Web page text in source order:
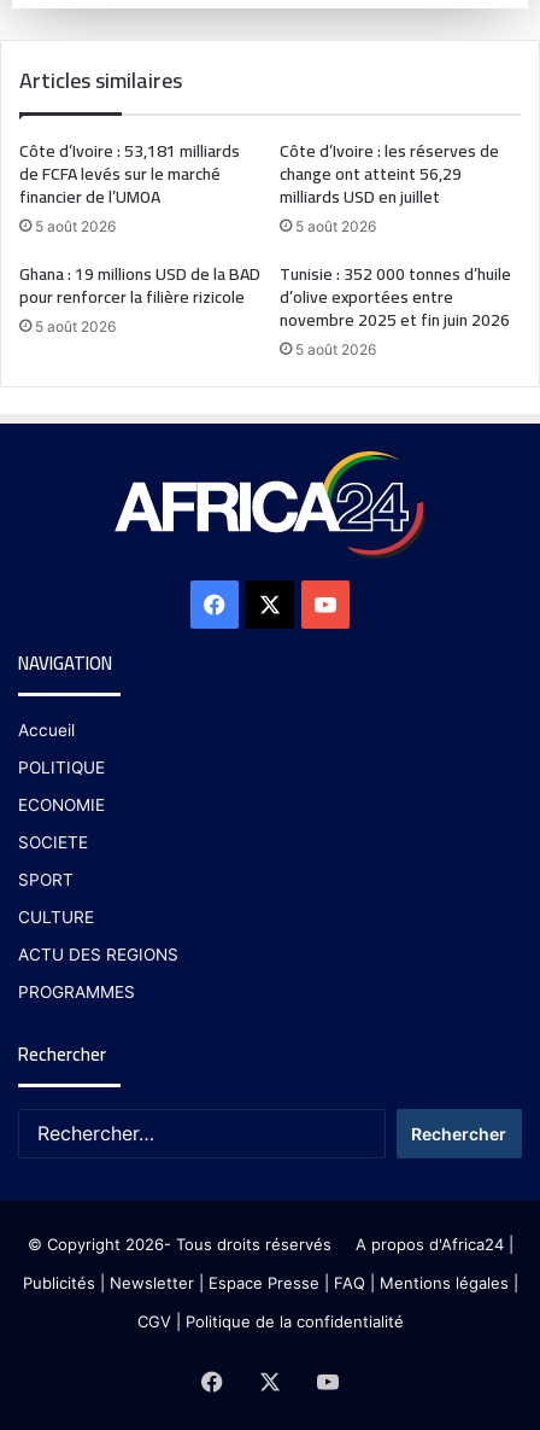
Articles similaires
Côte d’Ivoire : 53,181 milliards
de FCFA levés sur le marché
financier de l’UMOA
5 août 2026
Côte d’Ivoire : les réserves de
change ont atteint 56,29
milliards USD en juillet
5 août 2026
Ghana : 19 millions USD de la BAD
pour renforcer la filière rizicole
5 août 2026
Tunisie : 352 000 tonnes d’huile
d’olive exportées entre
novembre 2025 et fin juin 2026
5 août 2026
NAVIGATION
Accueil
POLITIQUE
ECONOMIE
SOCIETE
SPORT
CULTURE
ACTU DES REGIONS
PROGRAMMES
Rechercher
© Copyright 2026- Tous droits réservés A propos d'Africa24|
Publicités
Newsletter| Espace Presse | FAQ | Mentions légales
CGV| Politique de la confidentialité